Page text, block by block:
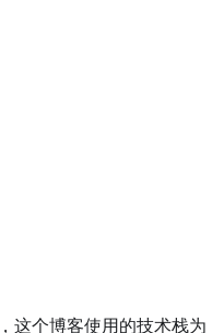
这个博客使用的技术栈为